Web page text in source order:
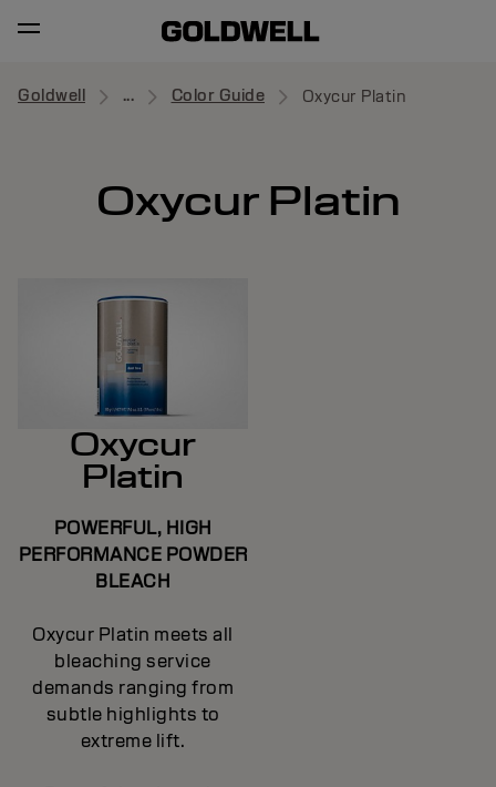
Goldwell ... Color Guide Oxycur Platin
Oxycur Platin
Oxycur
Platin
POWERFUL, HIGH
PERFORMANCE POWDER
BLEACH
Oxycur Platin meets all
bleaching service
demands ranging from
subtle highlights to
extreme lift.